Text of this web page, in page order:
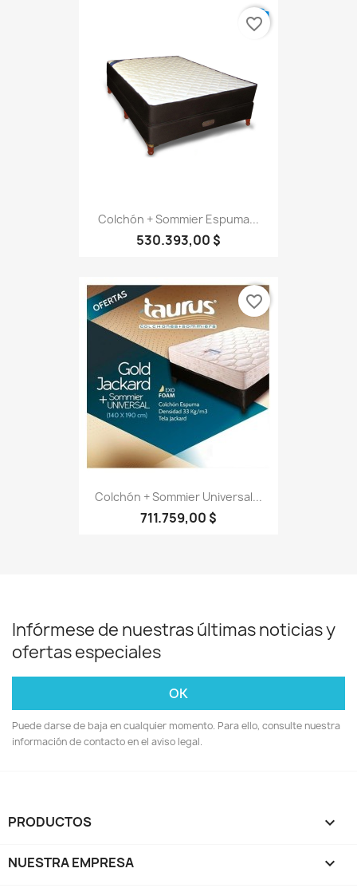
Colchón + Sommier Espuma...
530.393,00 $
favorite_border
Colchón + Sommier Universal...
711.759,00 $
favorite_border
Infórmese de nuestras últimas noticias y
ofertas especiales
Puede darse de baja en cualquier momento. Para ello, consulte nuestra
información de contacto en el aviso legal.
PRODUCTOS 
NUESTRA EMPRESA 